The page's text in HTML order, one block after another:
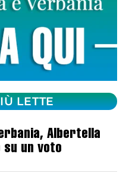
LETTE
Albertella
su un voto